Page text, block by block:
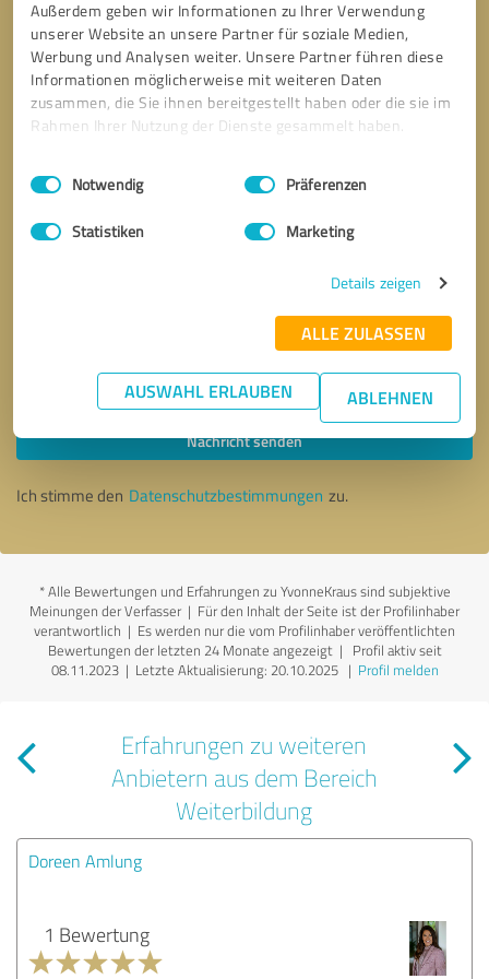
Außerdem geben wir Informationen zu Ihrer Verwendung
unserer Website an unsere Partner für soziale Medien,
Werbung und Analysen weiter. Unsere Partner führen diese
Informationen möglicherweise mit weiteren Daten
zusammen, die Sie ihnen bereitgestellt haben oder die sie im
Rahmen Ihrer Nutzung der Dienste gesammelt haben.
Impressum Datenschutzbestimmungen
Einwilligungsauswahl
Notwendig Präferenzen
Statistiken Marketing
Details zeigen
ALLE ZULASSEN
AUSWAHL ERLAUBEN ABLEHNEN
Bitte um Rückruf * Erforderliche Angaben
Nachricht senden
Ich stimme den Datenschutzbestimmungen zu.
*Alle Bewertungen und Erfahrungen zu YvonneKraus sind subjektive
Meinungen der Verfasser | Für den Inhalt der Seite ist der Profilinhaber
verantwortlich | Es werden nur die vom Profilinhaber veröffentlichten
Bewertungen der letzten 24 Monate angezeigt | Profil aktiv seit
08.11.2023 | Letzte Aktualisierung: 20.10.2025| Profil melden
Erfahrungen zu weiteren
Anbietern aus dem Bereich
Weiterbildung
Doreen Amlung
1 Bewertung